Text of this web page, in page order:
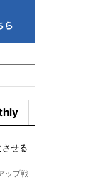
せる
ップ戦